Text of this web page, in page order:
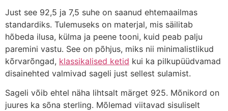
Just see 92,5 ja 7,5 suhe on saanud ehtemaailmas
standardiks. Tulemuseks on materjal, mis säilitab
hõbeda ilusa, külma ja peene tooni, kuid peab palju
paremini vastu. See on põhjus, miks nii minimalistlikud
kõrvarõngad, klassikalised ketid kui ka pilkupüüdvamad
disainehted valmivad sageli just sellest sulamist.
Sageli võib ehtel näha lihtsalt märget 925. Mõnikord on
juures ka sõna sterling. Mõlemad viitavad sisuliselt